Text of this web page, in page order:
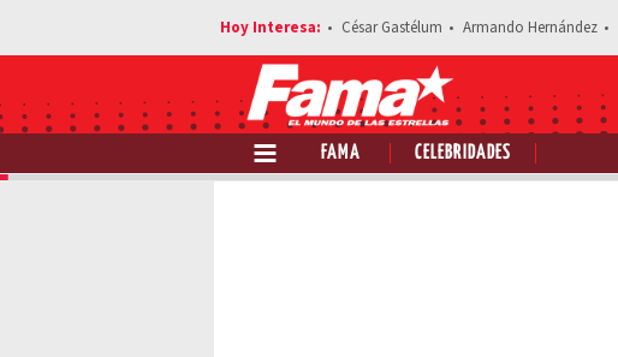
César Gastélum Armando Hernández
FAMA CELEBRIDADES